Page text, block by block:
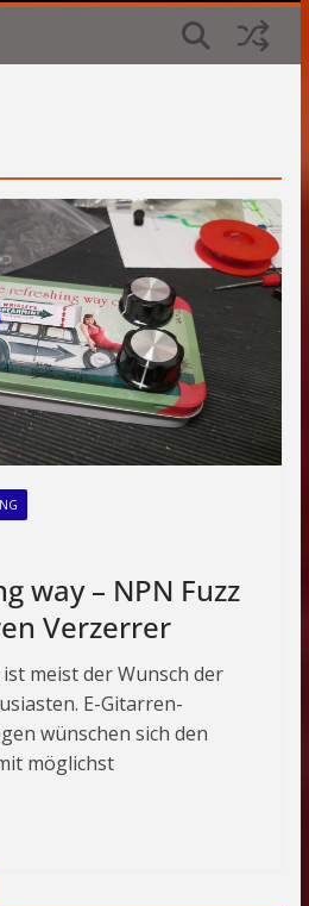
way – NPN Fuzz
Verzerrer
meist der Wunsch der
E-Gitarren-
wünschen sich den
möglichst